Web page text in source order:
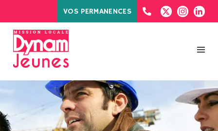
VOS PERMANENCES